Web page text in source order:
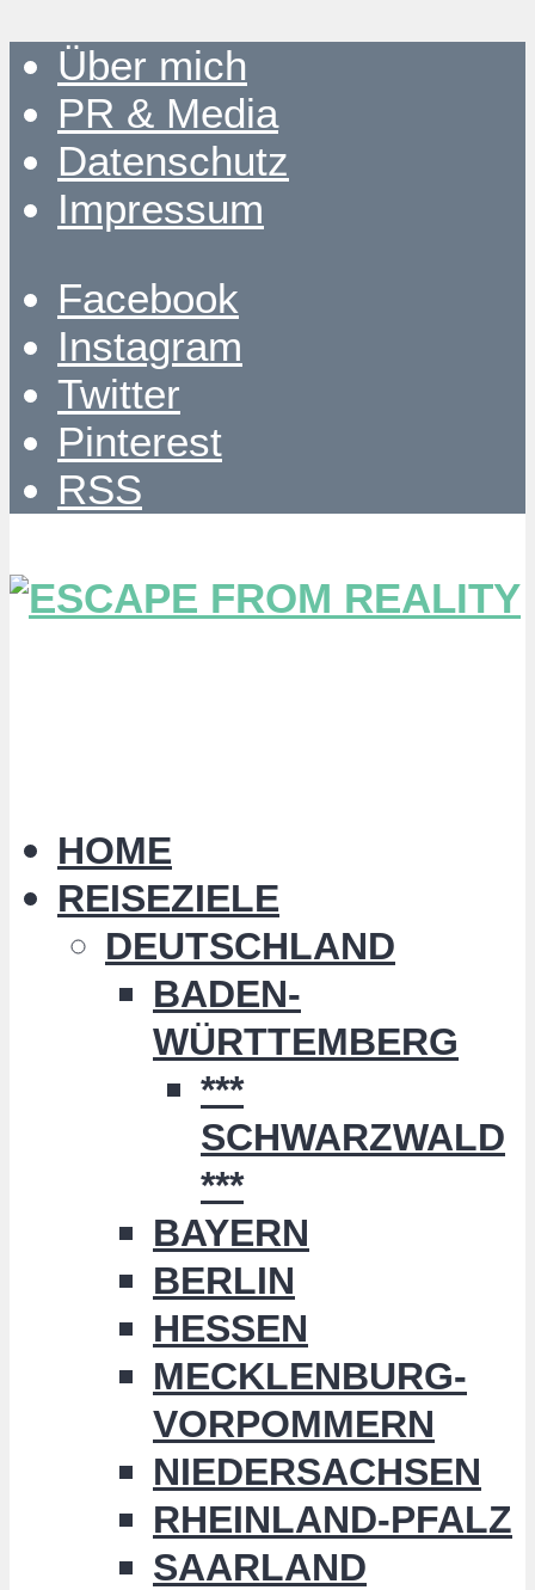
Über mich
PR & Media
Datenschutz
Impressum
Facebook
Instagram
Twitter
Pinterest
RSS
HOME
REISEZIELE
DEUTSCHLAND
BADEN-
WÜRTTEMBERG
***
SCHWARZWALD
***
BAYERN
BERLIN
HESSEN
MECKLENBURG-
VORPOMMERN
NIEDERSACHSEN
RHEINLAND-PFALZ
SAARLAND